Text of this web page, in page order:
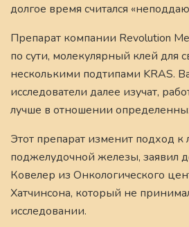
долгое время считался
Препарат компании Revolution
по сути, молекулярный клей для
несколькими подтипами KRAS.
исследователи далее изучат,
лучше в отношении
Этот препарат изменит подход к
поджелудочной железы, заявил
Ковелер из Онкологического
Хатчинсона, который не
исследовании.